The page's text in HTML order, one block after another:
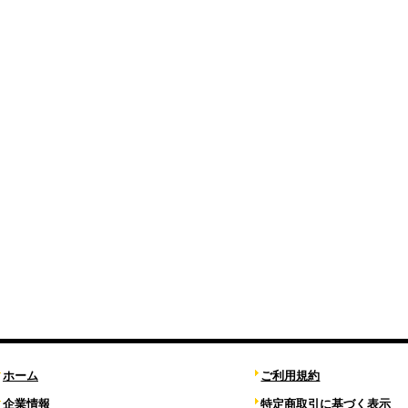
ホーム
企業情報
ご利用規約
特定商取引に基づく表示